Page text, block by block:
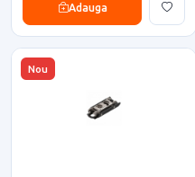
Adauga
Nou